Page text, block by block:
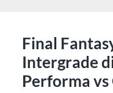
Final
Intergrade
Performa